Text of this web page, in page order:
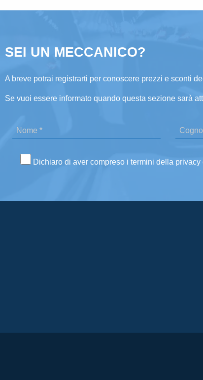
SEI UN MECCANICO?
A breve potrai registrarti per conoscere prezzi e sconti
Se vuoi essere informato quando questa sezione sarà
Dichiaro di aver compreso i termini della